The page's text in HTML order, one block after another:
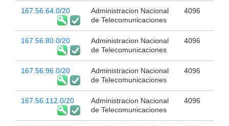
167.56.64.0/20
Administracion Nacional
de Telecomunicaciones
4096
167.56.80.0/20
Administracion Nacional
de Telecomunicaciones
4096
167.56.96.0/20
Administracion Nacional
de Telecomunicaciones
4096
167.56.112.0/20
Administracion Nacional
de Telecomunicaciones
4096